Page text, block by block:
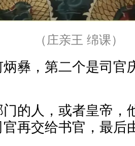
（庄亲王 绵课）
彝，第二个是司官
的人，或者皇帝，
再交给书官，最后